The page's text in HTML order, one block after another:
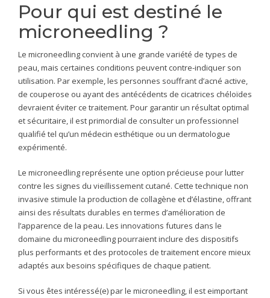
Pour qui est destiné le
microneedling ?
Le microneedling convient à une grande variété de types de
peau, mais certaines conditions peuvent contre-indiquer son
utilisation. Par exemple, les personnes souffrant d’acné active,
de couperose ou ayant des antécédents de cicatrices chéloïdes
devraient éviter ce traitement. Pour garantir un résultat optimal
et sécuritaire, il est primordial de consulter un professionnel
qualifié tel qu’un médecin esthétique ou un dermatologue
expérimenté.
Le microneedling représente une option précieuse pour lutter
contre les signes du vieillissement cutané. Cette technique non
invasive stimule la production de collagène et d’élastine, offrant
ainsi des résultats durables en termes d’amélioration de
l’apparence de la peau. Les innovations futures dans le
domaine du microneedling pourraient inclure des dispositifs
plus performants et des protocoles de traitement encore mieux
adaptés aux besoins spécifiques de chaque patient.
Si vous êtes intéressé(e) par le microneedling, il est eimportant